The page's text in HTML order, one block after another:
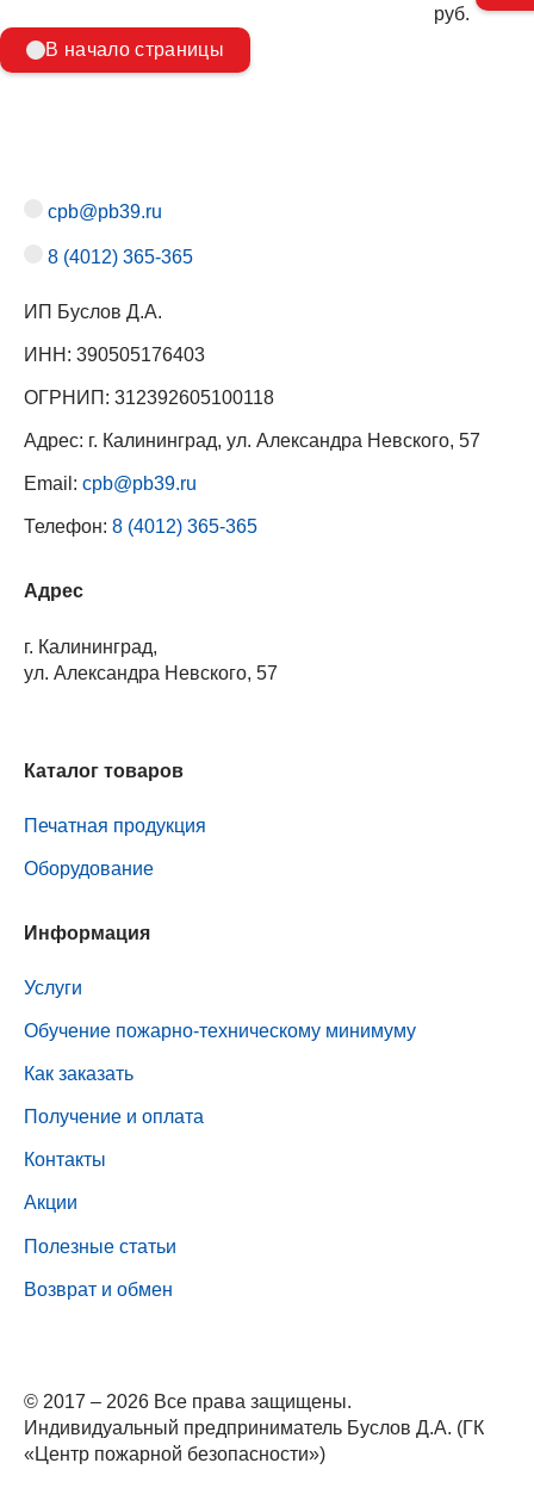
руб.
В начало страницы
cpb@pb39.ru
8 (4012) 365-365
ИП Буслов Д.А.
ИНН: 390505176403
ОГРНИП: 312392605100118
Адрес: г. Калининград, ул. Александра Невского, 57
Email: cpb@pb39.ru
Телефон: 8 (4012) 365-365
Адрес
г. Калининград,
ул. Александра Невского, 57
Каталог товаров
Печатная продукция
Оборудование
Информация
Услуги
Обучение пожарно-техническому минимуму
Как заказать
Получение и оплата
Контакты
Акции
Полезные статьи
Возврат и обмен
© 2017 – 2026 Все права защищены.
Индивидуальный предприниматель Буслов Д.А. (ГК
«Центр пожарной безопасности»)